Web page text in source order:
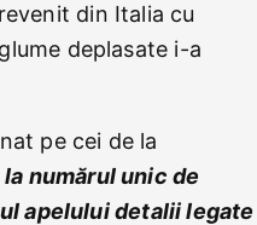
din Italia cu
deplasate i-a
pe cei de la
numărul unic de
apelului detalii legate